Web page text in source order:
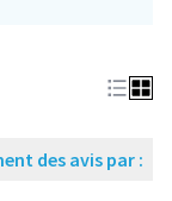
des avis par :